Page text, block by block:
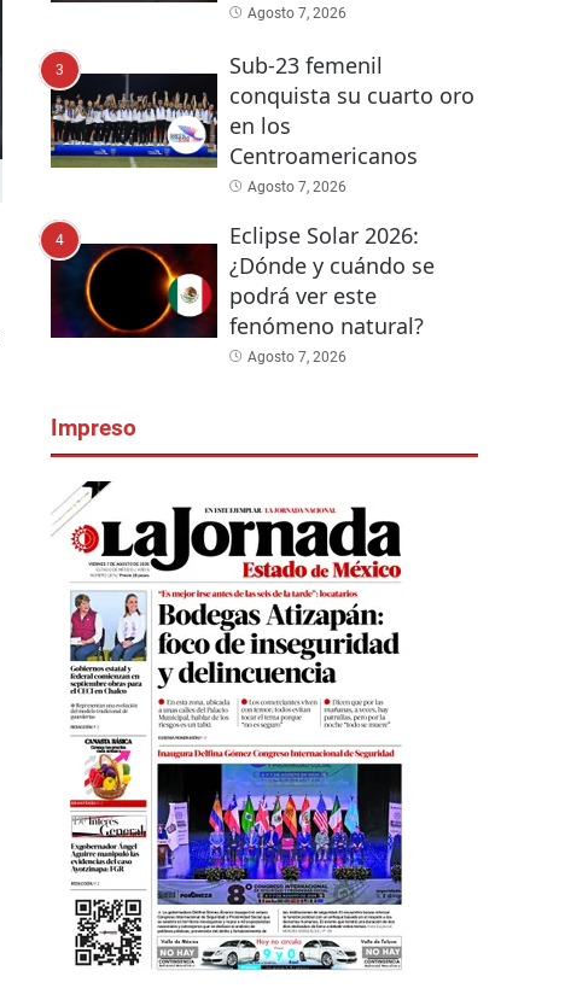
Agosto 7, 2026
3
Sub-23 femenil
conquista su cuarto oro
en los
Centroamericanos
Agosto 7, 2026
4
Eclipse Solar 2026:
¿Dónde y cuándo se
podrá ver este
fenómeno natural?
Agosto 7, 2026
Impreso